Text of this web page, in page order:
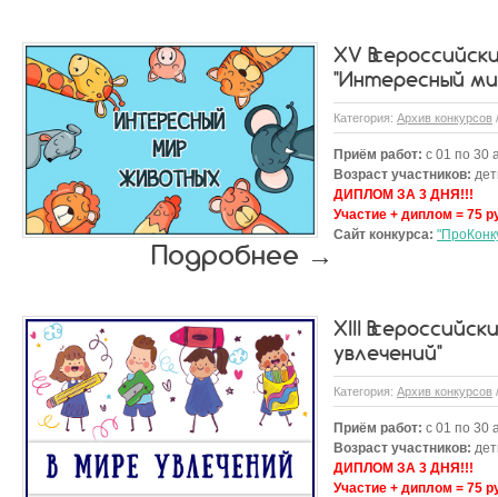
XV
"Интересный
Категория: Архив конкурсов
Приём работ: с 01 по 30
Возраст участников:
ДИПЛОМ ЗА 3 ДНЯ!!!
Участие + диплом = 75
Сайт конкурса:
Подробнее →
XIII
увлечений"
Категория: Архив конкурсов
Приём работ: с 01 по 30
Возраст участников:
ДИПЛОМ ЗА 3 ДНЯ!!!
Участие + диплом = 75